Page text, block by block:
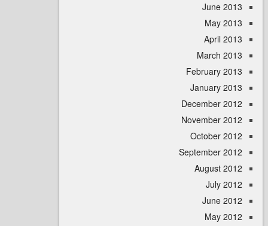
June
May
April
March
February
January
December
November
October
September
August
July
June
May